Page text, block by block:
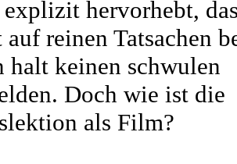
hervorhebt,
reinen Tatsachen
halt keinen schwulen
Doch wie ist die
als Film?